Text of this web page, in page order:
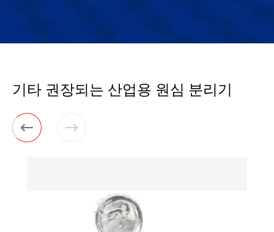
기타 권장되는 산업용 원심 분리기
 